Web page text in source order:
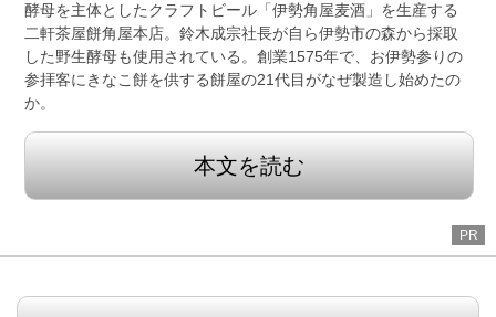
酵母を主体としたクラフトビール「伊勢角屋麦酒」を生産する
二軒茶屋餅角屋本店。鈴木成宗社長が自ら伊勢市の森から採取
した野生酵母も使用されている。創業1575年で、お伊勢参りの
参拝客にきなこ餅を供する餅屋の21代目がなぜ製造し始めたの
か。
本文を読む
PR